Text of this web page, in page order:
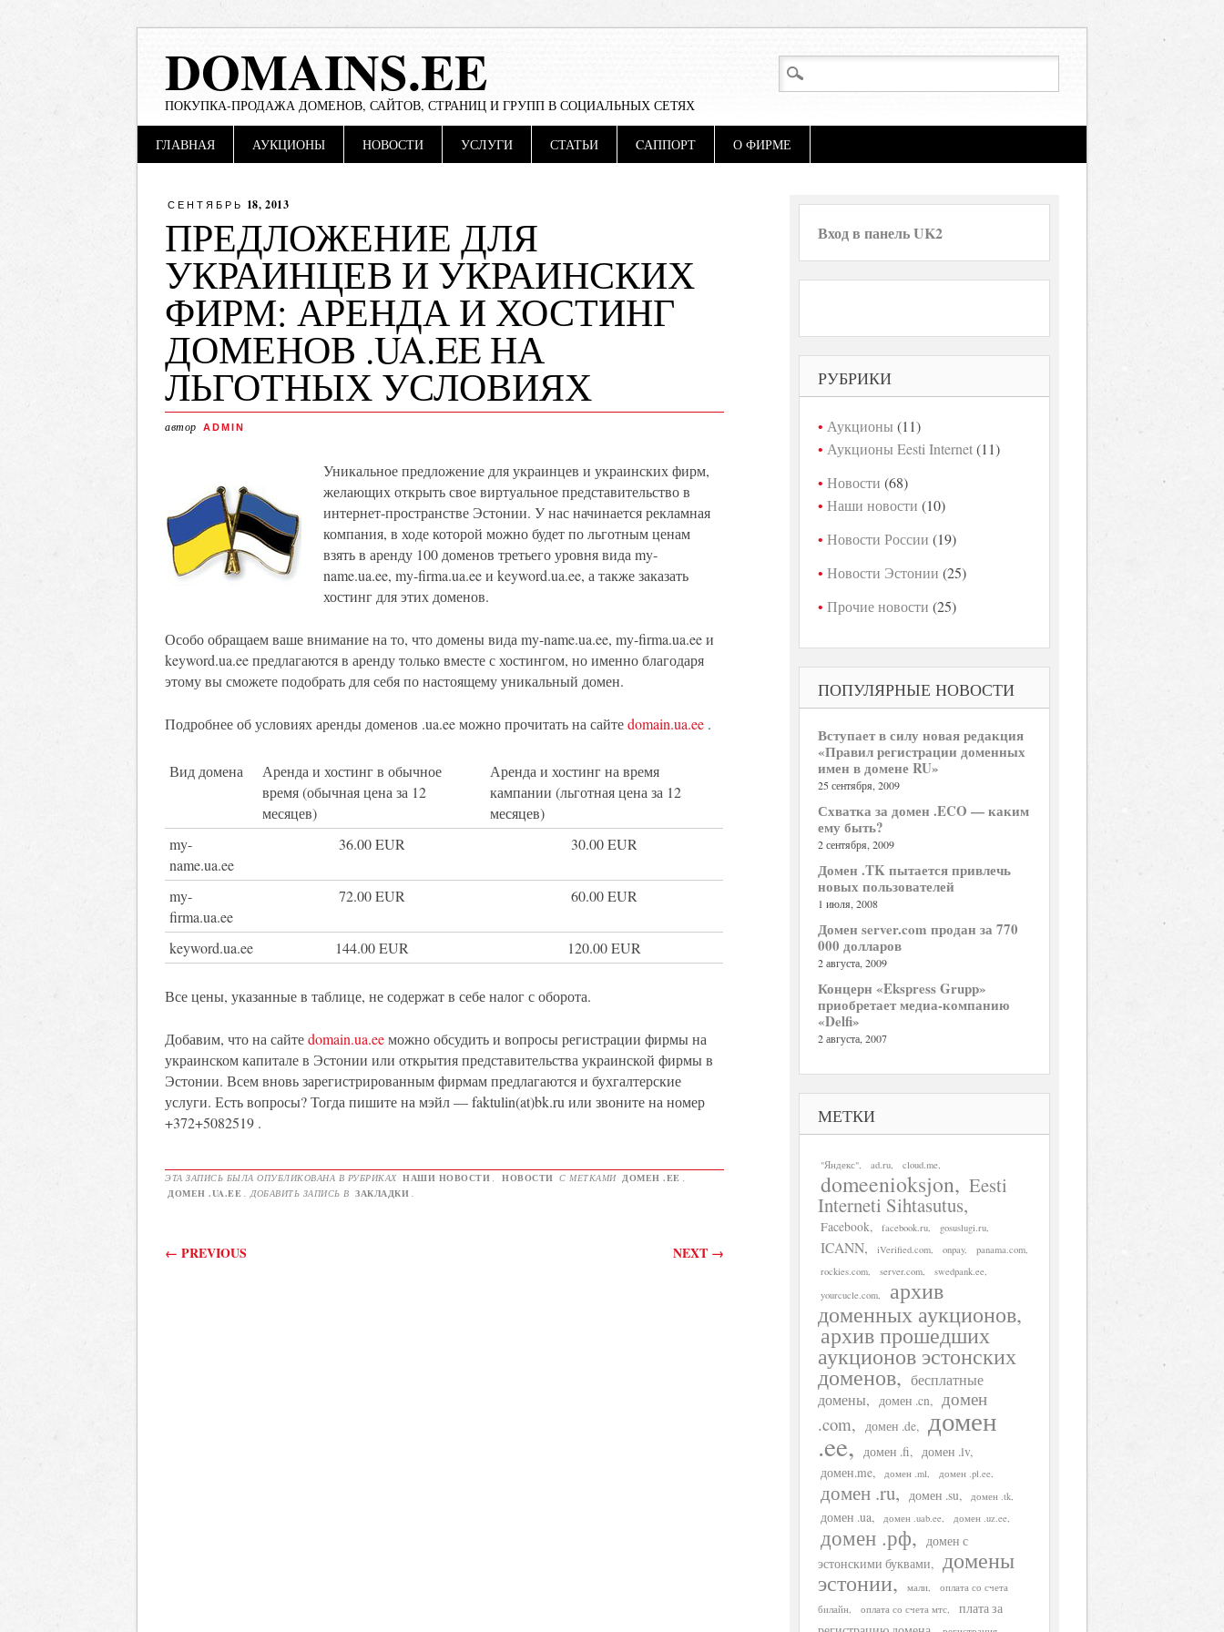
DOMAINS.EE
ПОКУПКА-ПРОДАЖА ДОМЕНОВ, САЙТОВ, СТРАНИЦ И ГРУПП В СОЦИАЛЬНЫХ СЕТЯХ
Main menu
ГЛАВНАЯ АУКЦИОНЫ НОВОСТИ УСЛУГИ СТАТЬИ CАППОРТ О ФИРМЕ
СЕНТЯБРЬ 18, 2013
ПРЕДЛОЖЕНИЕ ДЛЯ
УКРАИНЦЕВ И УКРАИНСКИХ
ФИРМ: АРЕНДА И ХОСТИНГ
ДОМЕНОВ .UA.EE НА
ЛЬГОТНЫХ УСЛОВИЯХ
автор ADMIN
Уникальное предложение для украинцев и украинских фирм,
желающих открыть свое виртуальное представительство в
интернет-пространстве Эстонии. У нас начинается рекламная
компания, в ходе которой можно будет по льготным ценам
взять в аренду 100 доменов третьего уровня вида my-
name.ua.ee, my-firma.ua.ee и keyword.ua.ee, а также заказать
хостинг для этих доменов.
Особо обращаем ваше внимание на то, что домены вида my-name.ua.ee, my-firma.ua.ee и
keyword.ua.ee предлагаются в аренду только вместе с хостингом, но именно благодаря
этому вы сможете подобрать для себя по настоящему уникальный домен.
Подробнее об условиях аренды доменов .ua.ee можно прочитать на сайтеdomain.ua.ee .
Вид домена
Аренда и хостинг в обычное
время (обычная цена за 12
месяцев)
Аренда и хостинг на время
кампании (льготная цена за 12
месяцев)
my-
name.ua.ee
36.00 EUR 30.00 EUR
my-
firma.ua.ee
72.00 EUR 60.00 EUR
keyword.ua.ee 144.00 EUR 120.00 EUR
Все цены, указанные в таблице, не содержат в себе налог с оборота.
Добавим, что на сайтеdomain.ua.eeможно обсудить и вопросы регистрации фирмы на
украинском капитале в Эстонии или открытия представительства украинской фирмы в
Эстонии. Всем вновь зарегистрированным фирмам предлагаются и бухгалтерские
услуги. Есть вопросы? Тогда пишите на мэйл — faktulin(at)bk.ru или звоните на номер
+372+5082519 .
ЭТА ЗАПИСЬ БЫЛА ОПУБЛИКОВАНА В РУБРИКАХ НАШИ НОВОСТИ НОВОСТИ С МЕТКАМИ ДОМЕН .EE
ДОМЕН .UA.EE
. ДОБАВИТЬ ЗАПИСЬ В ЗАКЛАДКИ
Post navigation
← PREVIOUS NEXT →
Вход в панель UK2
РУБРИКИ
Аукционы (11)
Аукционы Eesti Internet(11)
Новости (68)
Наши новости (10)
Новости России (19)
Новости Эстонии (25)
Прочие новости (25)
ПОПУЛЯРНЫЕ НОВОСТИ
Вступает в силу новая редакция
«Правил регистрации доменных
имен в домене RU»
25 сентября, 2009
Схватка за домен .ECO — каким
ему быть?
2 сентября, 2009
Домен .TK пытается привлечь
новых пользователей
1 июля, 2008
Домен server.com продан за 770
000 долларов
2 августа, 2009
Концерн «Ekspress Grupp»
приобретает медиа-компанию
«Delfi»
2 августа, 2007
МЕТКИ
"Яндекс" ad.ru cloud.me
domeenioksjon Eesti
Interneti Sihtasutus
Facebook facebook.ru gosuslugi.ru
ICANN iVerified.com onpay
panama.com
rockies.com
server.com
swedpank.ee
yourcucle.com
архив
доменных аукционов
архив прошедших
аукционов эстонских
доменов
бесплатные
домены
домен .cn
домен
.com
домен .de домен
.ee домен .fi
домен .lv
домен.me
домен .ml домен .pl.ee
домен .ru домен .su домен .tk
домен .ua домен .uab.ee домен .uz.ee
домен .рф
домен с
эстонскими буквами
домены
эстонии мали
оплата со счета
билайн
оплата со счета мтс
плата за